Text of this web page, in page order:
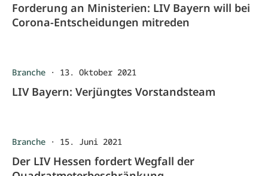
Forderung an Ministerien: LIV Bayern will bei
Corona-Entscheidungen mitreden
Branche · 13. Oktober 2021
LIV Bayern: Verjüngtes Vorstandsteam
Branche · 15. Juni 2021
Der LIV Hessen fordert Wegfall der